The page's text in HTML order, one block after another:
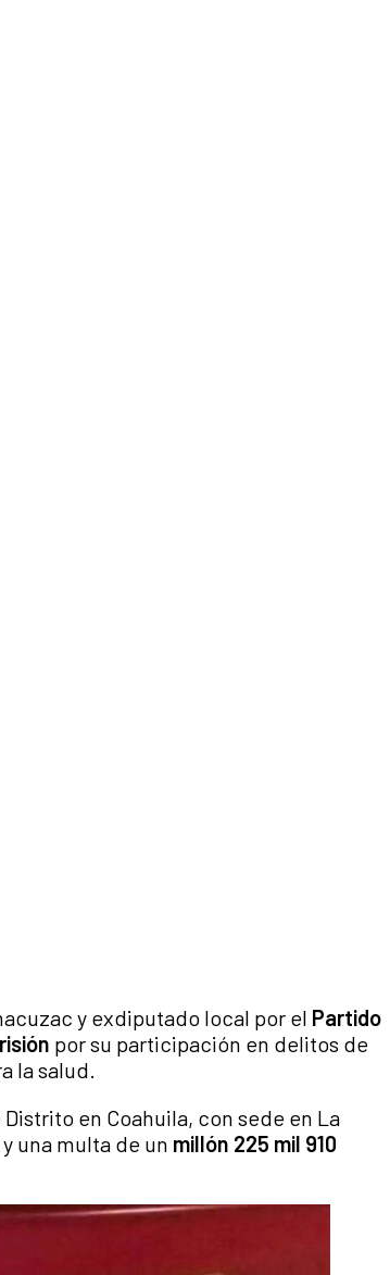
y exdiputado local por el Partido
por su participación en delitos de
la salud.
en Coahuila, con sede en La
una multa de un millón 225 mil 910